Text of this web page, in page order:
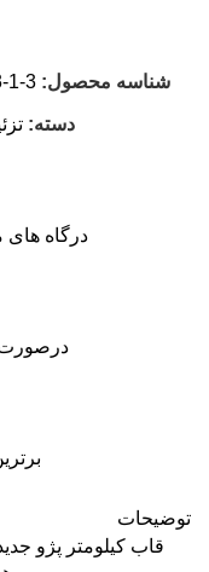
شناسه محصول: 1-3
دسته:
درگاه های
درصورت
توضیحات
قاب کیلومتر پژو